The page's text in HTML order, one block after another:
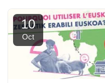
10
Oct